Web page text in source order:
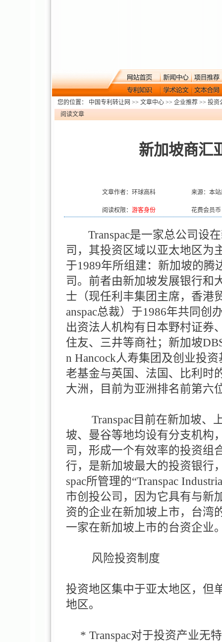
您的位置： 中国专利转让网 >> 文章中心 >> 企业推荐 >> 投资
阅读文章
新加坡商汇
文章作者：环球高科 来源：本
阅读权限： 游客身份 花费会员
Transpac是一家总公司设在
司，其投资区域以亚太地区为
于1989年所组建：新加坡的腾
司。前者由新加坡发展银行和
士（现任利丰集团主席，香港
anspac总裁）于1986年共同创
出资法人机构有日本野村证券
住友、三井等商社；新加坡
n Hancock人寿集团及创业投
老基金与英国、法国、比利时
大洲，目前为亚洲排名前第六
Transpac目前在新加坡、
坡、曼谷等地均设有分支机构
司，形成一个有效率的投资组
行，是新加坡最大的投资银行
spac所管理的“Transpac
市创投公司，因为它具有与新
资的企业在新加坡上市，台湾
一家在新加坡上市的台资企业
风险投资制度
投资地区集中于亚太地区，但
地区。
* Transpac对于投资产业无